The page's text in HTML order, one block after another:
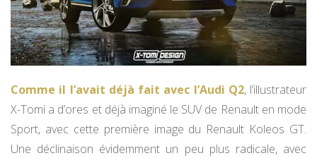
Comme il l’avait déjà fait avec l’Audi Q2, l’illustrateur
X-Tomi a d’ores et déjà imaginé le SUV de Renault en mode
Sport, avec cette première image du Renault Koleos GT.
Une déclinaison évidemment un peu plus radicale, avec